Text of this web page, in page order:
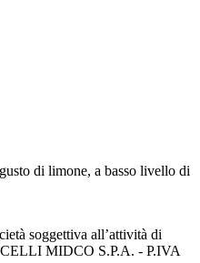
di limone, a basso livello di
soggettiva all’attività di
MIDCO S.P.A. - P.IVA